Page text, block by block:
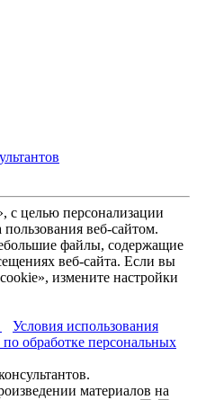
с целью персонализации
веб-сайтом.
файлы, содержащие
веб-сайта. Если вы
измените настройки
Условия использования
обработке персональных
материалов на